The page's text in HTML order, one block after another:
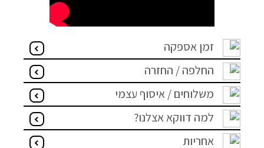
זמן אספקה
החלפה / החזרה
משלוחים / איסוף עצמי
למה דווקא אצלנו?
אחריות